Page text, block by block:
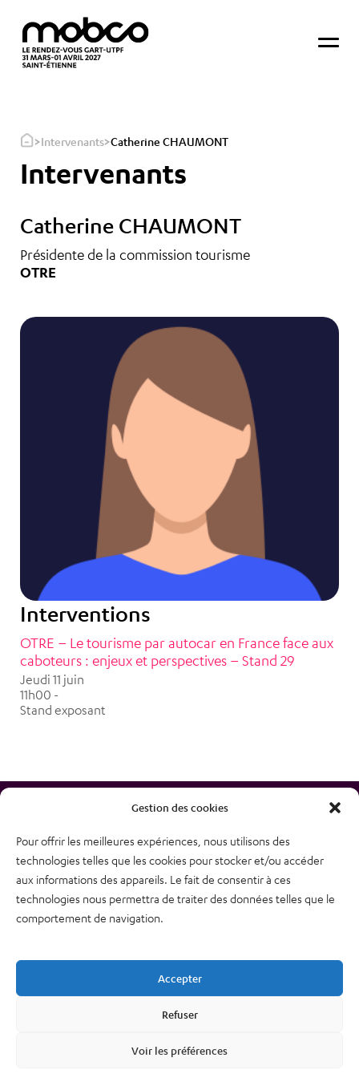
Gestion des cookies
Pour offrir les meilleures expériences, nous utilisons des
technologies telles que les cookies pour stocker et/ou accéder
aux informations des appareils. Le fait de consentir à ces
technologies nous permettra de traiter des données telles que le
comportement de navigation.
Accepter
Refuser
Voir les préférences
>Intervenants>Catherine CHAUMONT
Intervenants
Catherine CHAUMONT
Présidente de la commission tourisme
OTRE
Interventions
OTRE – Le tourisme par autocar en France face aux
caboteurs : enjeux et perspectives – Stand 29
Jeudi 11 juin
11h00 -
Stand exposant
38, rue des Bourdonnais
Tél : 01 48 74 04 82
Nous contacter
Mentions légales – CGU
Politique de confidentialité